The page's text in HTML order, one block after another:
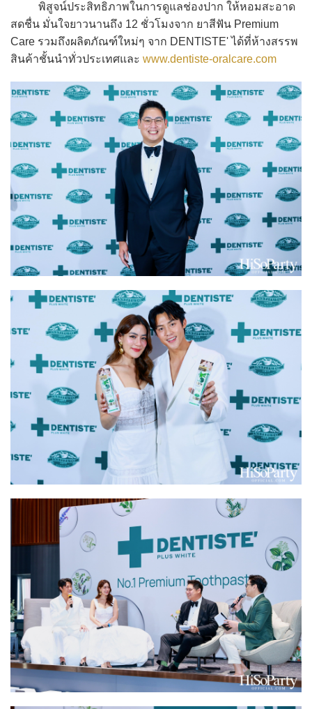
พิสูจน์ประสิทธิภาพในการดูแลช่องปาก ให้หอมสะอาด
สดชื่น มั่นใจยาวนานถึง 12 ชั่วโมงจาก ยาสีฟัน Premium
Care รวมถึงผลิตภัณฑ์ใหม่ๆ จาก DENTISTE' ได้ที่ห้างสรรพ
สินค้าชั้นนำทั่วประเทศและ www.dentiste-oralcare.com